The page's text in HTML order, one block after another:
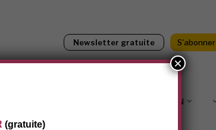
Newsletter gratuite S'abonner
SOUTENIR LNN
(gratuite)
×